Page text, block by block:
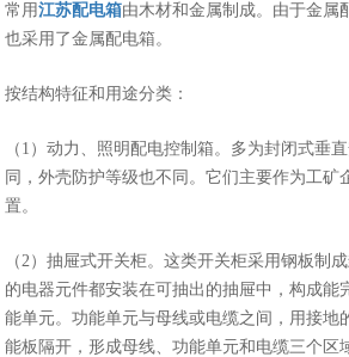
常用江苏配电箱由木材和金属制成。由于金属
也采用了金属配电箱。
按结构特征和用途分类：
（1）动力、照明配电控制箱。多为封闭式垂
同，外壳防护等级也不同。它们主要作为工矿
置。
（2）抽屉式开关柜。这类开关柜采用钢板制
的电器元件都安装在可抽出的抽屉中，构成能
能单元。功能单元与母线或电缆之间，用接地
能板隔开，形成母线、功能单元和电缆三个区